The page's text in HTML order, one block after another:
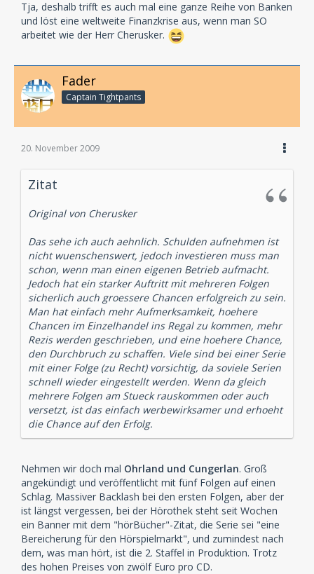
Tja, deshalb trifft es auch mal eine ganze Reihe von Banken
und löst eine weltweite Finanzkrise aus, wenn man SO
arbeitet wie der Herr Cherusker.
Fader
Captain Tightpants
20. November 2009
Zitat
Original von Cherusker
Das sehe ich auch aehnlich. Schulden aufnehmen ist
nicht wuenschenswert, jedoch investieren muss man
schon, wenn man einen eigenen Betrieb aufmacht.
Jedoch hat ein starker Auftritt mit mehreren Folgen
sicherlich auch groessere Chancen erfolgreich zu sein.
Man hat einfach mehr Aufmerksamkeit, hoehere
Chancen im Einzelhandel ins Regal zu kommen, mehr
Rezis werden geschrieben, und eine hoehere Chance,
den Durchbruch zu schaffen. Viele sind bei einer Serie
mit einer Folge (zu Recht) vorsichtig, da soviele Serien
schnell wieder eingestellt werden. Wenn da gleich
mehrere Folgen am Stueck rauskommen oder auch
versetzt, ist das einfach werbewirksamer und erhoeht
die Chance auf den Erfolg.
Nehmen wir doch mal Ohrland und Cungerlan. Groß
angekündigt und veröffentlicht mit fünf Folgen auf einen
Schlag. Massiver Backlash bei den ersten Folgen, aber der
ist längst vergessen, bei der Hörothek steht seit Wochen
ein Banner mit dem "hörBücher"-Zitat, die Serie sei "eine
Bereicherung für den Hörspielmarkt", und zumindest nach
dem, was man hört, ist die 2. Staffel in Produktion. Trotz
des hohen Preises von zwölf Euro pro CD.